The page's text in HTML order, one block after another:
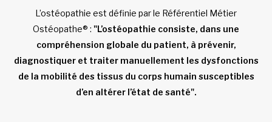
L’ostéopathie est définie par le Référentiel Métier
Ostéopathe® : "L’ostéopathie consiste, dans une
compréhension globale du patient, à prévenir,
diagnostiquer et traiter manuellement les dysfonctions
de la mobilité des tissus du corps humain susceptibles
d’en altérer l’état de santé".